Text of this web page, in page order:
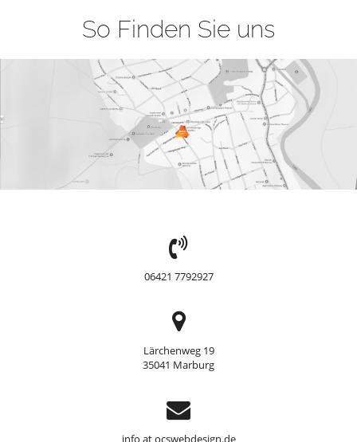
So Finden Sie uns
TEL:
06421 7792927
Adresse
Lärchenweg 19
35041 Marburg
Support
info at ocswebdesign.de